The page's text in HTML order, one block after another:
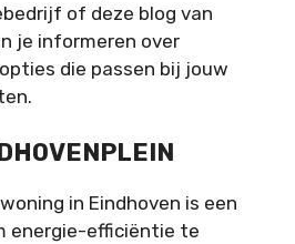
of deze blog van
je informeren over
die passen bij jouw
in Eindhoven is een
energie-efficiëntie te